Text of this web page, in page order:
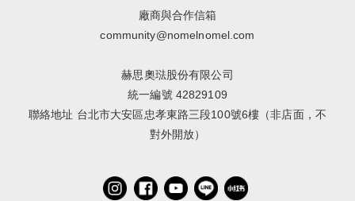
廠商與合作信箱
community@nomelnomel.com
赫思奧琺股份有限公司
統一編號 42829109
聯絡地址 台北市大安區忠孝東路三段100號6樓（非店面，不
對外開放）